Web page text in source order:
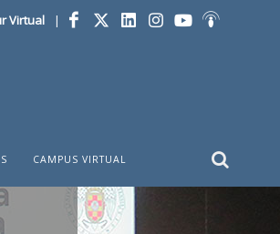
Virtual |
CAMPUS VIRTUAL